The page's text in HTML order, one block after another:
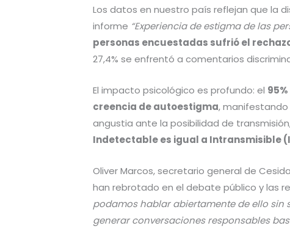
Los datos en nuestro país reflejan que la
informe “Experiencia de estigma de las
personas encuestadas sufrió el
27,4% se enfrentó a comentarios
El impacto psicológico es profundo: el
creencia de autoestigma,
angustia ante la posibilidad de
Indetectable es igual a Intransmisible
Oliver Marcos, secretario general de
han rebrotado en el debate público y las
podamos hablar abiertamente de ello sin
generar conversaciones responsables